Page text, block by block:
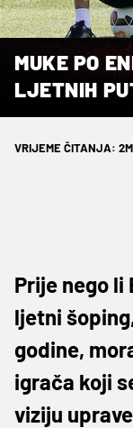
MUKE PO
LJETNIH
VRIJEME ČITANJA:
Prije nego li
ljetni
godine,
igrača koji
viziju